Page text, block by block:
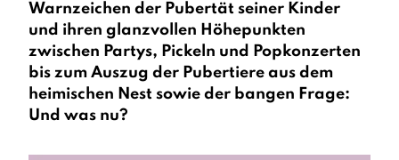
Warnzeichen der Pubertät seiner Kinder
und ihren glanzvollen Höhepunkten
zwischen Partys, Pickeln und Popkonzerten
bis zum Auszug der Pubertiere aus dem
heimischen Nest sowie der bangen Frage:
Und was nu?